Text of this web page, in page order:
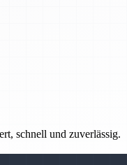
schnell und zuverlässig.